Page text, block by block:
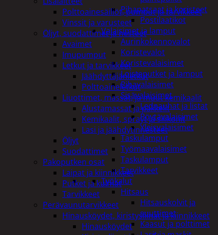
Pihapatsaat ja koristeet
Postilaatikot
Valaisimet ja lamput
Aurinkokennovalot
Koristevalot
Koristevalaisimet
Loisteputket ja lamput
Pihavalaisimet
Sisävalaisimet
Lednauhat ja listat
Pöytävalaisimet
Yleisvalaisimet
Taskulamput
Työmaavalaisimet
Taskulamput
Tarvikkeet
Työkalut
Hitsaus
Hitsauskolvit ja
suuttimet
Kaasut ja polttimet
Polttoainesäiliöt, pumput ja tarvikkeet
Vinssit ja varusteet
Öljyt, suodattimet ja nesteet
Avaimet
Imupumput
Letkut ja tarvikkeet
Jäähdyttäjänletkut
Polttoaineletkut
Liuottimet, massat, ja muut kemikaalit
Alustamassat ja pakkelit
Kemikaalit, sprayt ja silikonit
Lasi ja jäähdytinnesteet
Öljyt
Suodattimet
Pakoputken osat
Laipat ja kiinnikkeet
Putket ja kulmat
Tarvikkeet
Perävaunutarvikkeet
Hinausköydet, kiristysliinat ja kiinnikkeet
Hinausköydet